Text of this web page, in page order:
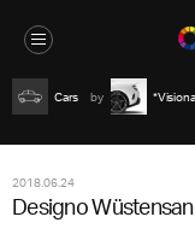
Cars
2018.06.24
Designo